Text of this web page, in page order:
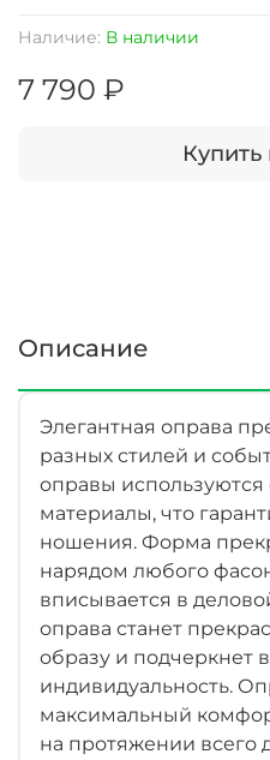
Наличие: В наличии
7 790 ₽
Купить
Описание
Элегантная оправа
разных стилей и
оправы
материалы, что
ношения. Форма
нарядом любого
вписывается в
оправа станет
образу и подчеркнет
индивидуальность.
максимальный
на протяжении всего